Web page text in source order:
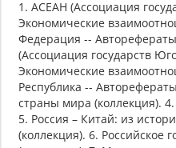
1. АСЕАН (Ассоциация
Экономические
Федерация --
(Ассоциация государств
Экономические
Республика --
страны мира (коллекция).
5. Россия – Китай: из
(коллекция). 6. Российское